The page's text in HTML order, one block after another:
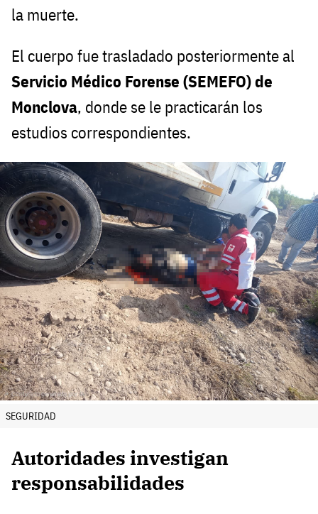
la muerte.
El cuerpo fue trasladado posteriormente al
Servicio Médico Forense (SEMEFO) de
Monclova, donde se le practicarán los
estudios correspondientes.
SEGURIDAD
Autoridades investigan
responsabilidades